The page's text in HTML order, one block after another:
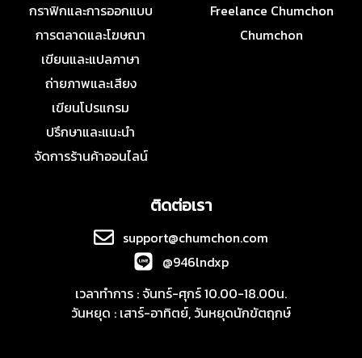
กราฟิกและการออกแบบ
การตลาดและโฆษณา
เขียนและแปลภาษา
ถ่ายภาพและเสียง
เขียนโปรแกรม
ปรึกษาและแนะนำ
จัดการร้านค้าออนไลน์
Freelance Chumchon
Chumchon
ติดต่อเรา
support@chumchon.com
@946lndxp
เวลาทำการ : จันทร์-ศุกร์ 10.00-18.00น.
วันหยุด : เสาร์-อาทิตย์, วันหยุดนักขัตฤกษ์